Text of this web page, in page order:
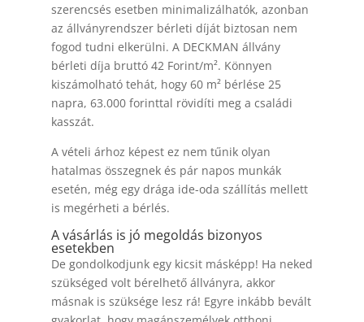
szerencsés esetben minimalizálhatók, azonban
az állványrendszer bérleti díját biztosan nem
fogod tudni elkerülni. A DECKMAN állvány
bérleti díja bruttó 42 Forint/m². Könnyen
kiszámolható tehát, hogy 60 m² bérlése 25
napra, 63.000 forinttal rövidíti meg a családi
kasszát.
A vételi árhoz képest ez nem tűnik olyan
hatalmas összegnek és pár napos munkák
esetén, még egy drága ide-oda szállítás mellett
is megérheti a bérlés.
A vásárlás is jó megoldás bizonyos
esetekben
De gondolkodjunk egy kicsit másképp! Ha neked
szükséged volt bérelhető állványra, akkor
másnak is szüksége lesz rá! Egyre inkább bevált